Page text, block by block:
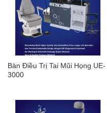
Bàn Điều Trị Tai Mũi Họng UE-
3000